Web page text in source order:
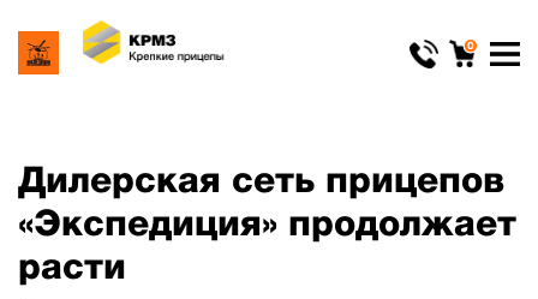
0
Дилерская сеть прицепов
«Экспедиция» продолжает
расти